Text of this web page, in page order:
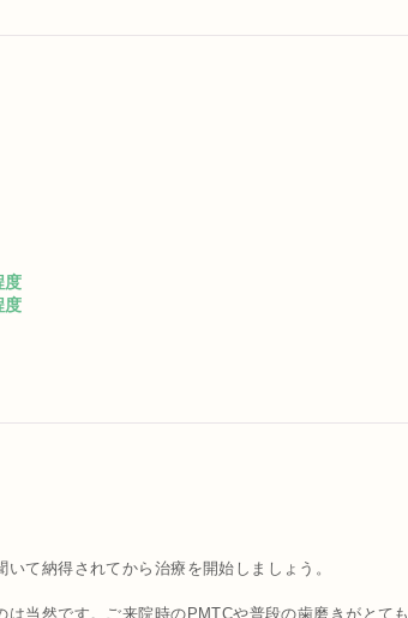
度
度
て納得されてから治療を開始しましょう。
当然です。ご来院時のPMTCや普段の歯磨きがとても